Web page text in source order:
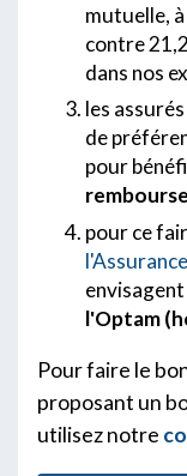
mutuelle,
contre
dans nos
les
de
pour
pour ce
l'Optam
Pour faire le
proposant un
utilisez notre